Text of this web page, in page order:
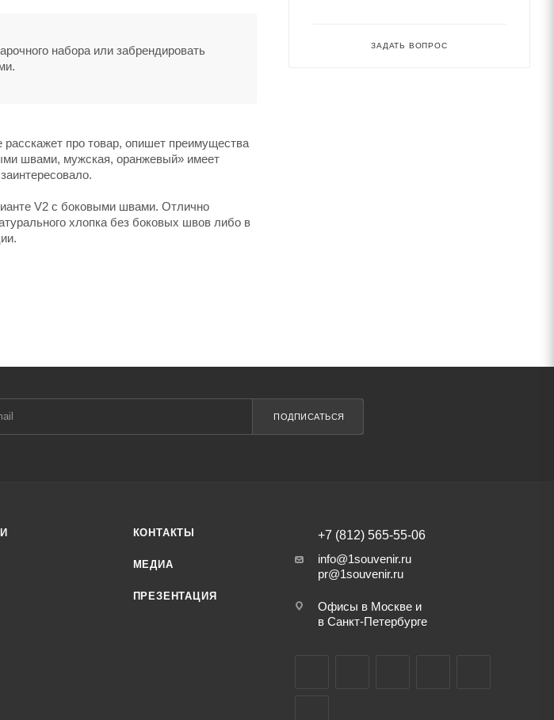
набора или забрендировать
про товар, опишет преимущества
швами, мужская, оранжевый» имеет
V2 с боковыми швами. Отлично
хлопка без боковых швов либо в
ЗАДАТЬ ВОПРОС
ПОДПИСАТЬСЯ
КОНТАКТЫ
МЕДИА
ПРЕЗЕНТАЦИЯ
+7 (812) 565-55-06
info@1souvenir.ru
pr@1souvenir.ru
Офисы в Москве и
в Санкт-Петербурге